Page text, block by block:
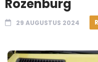
Rozenburg
29 AUGUSTUS 2024